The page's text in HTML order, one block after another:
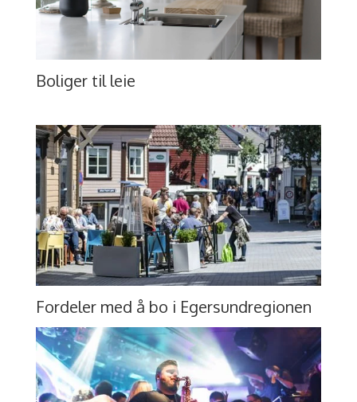
Boliger til leie
Fordeler med å bo i Egersundregionen